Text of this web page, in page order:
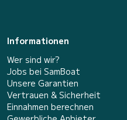
Informationen
Wer sind wir?
Jobs bei SamBoat
Unsere Garantien
Vertrauen & Sicherheit
Einnahmen berechnen